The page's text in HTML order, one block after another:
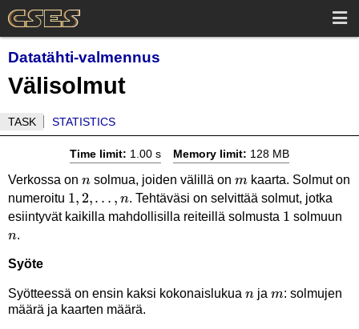
Datatähti-valmennus
Välisolmut
TASK STATISTICS
Time limit: 1.00 s Memory limit: 128 MB
Verkossa on n
nsolmua, joiden välillä on m
mkaarta. Solmut on
numeroitu 1,2,\ldots,n
1, 2,… , n. Tehtäväsi on selvittää solmut, jotka
esiintyvät kaikilla mahdollisilla reiteillä solmusta 1
1 solmuun
n.
Syöte
Syötteessä on ensin kaksi kokonaislukua n
nja m
m: solmujen
määrä ja kaarten määrä.